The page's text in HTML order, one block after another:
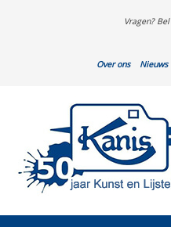
Vragen? Bel
Over ons Nieuws